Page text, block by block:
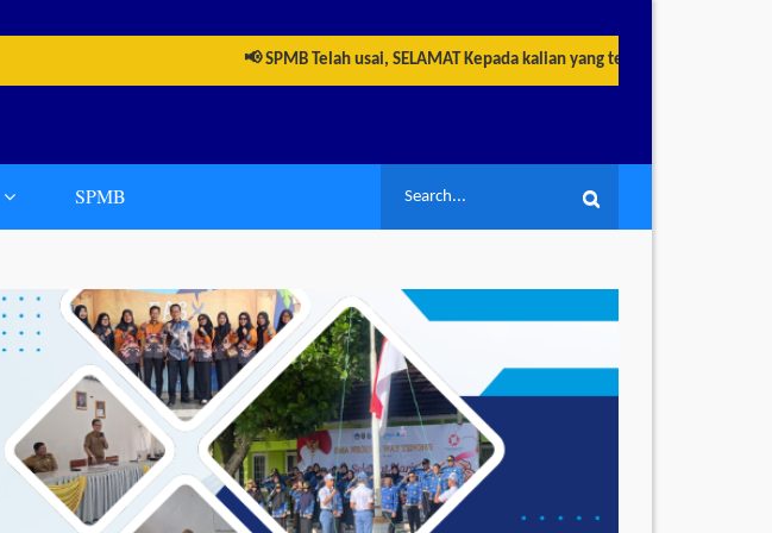
📢 SPMB Telah usai, SELAMAT Kepada kalian yang telah berhasil LULUS
SPMB Search